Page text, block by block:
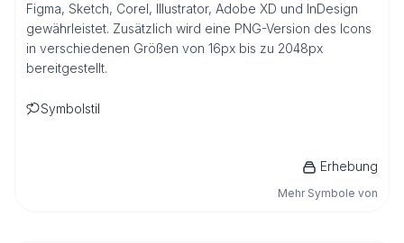
Figma, Sketch, Corel, Illustrator, Adobe XD und InDesign
gewährleistet. Zusätzlich wird eine PNG-Version des Icons
in verschiedenen Größen von 16px bis zu 2048px
bereitgestellt.
Symbolstil
Erhebung
Mehr Symbole von